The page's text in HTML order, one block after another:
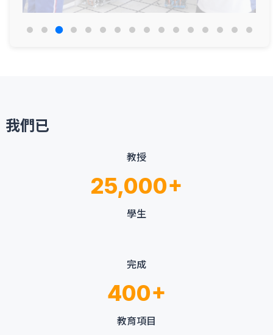
我們已
教授
25,000+
學生
完成
400+
教育項目